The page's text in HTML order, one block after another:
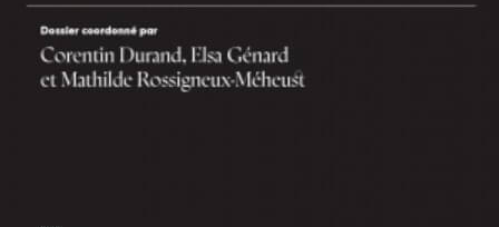
RESUME
De quoi sont faites les relations entre employés et patrons, élèves et
enseignants, accusés et juges, officiers et soldats du rang, enfants et